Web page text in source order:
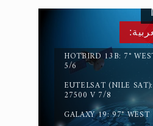
وحكمٌ على السنة
ليس العكس
HOTBIRD 13B: 7°
5/6
EUTELSAT (NILE
27500 V 7/8
GALAXY 19: 97°